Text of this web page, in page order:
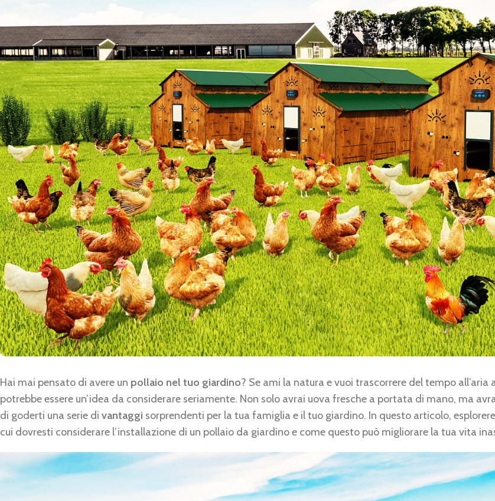
Hai mai pensato di avere un pollaio nel tuo giardino? Se ami la natura e vuoi trascorrere del tempo all’aria
potrebbe essere un’idea da considerare seriamente. Non solo avrai uova fresche a portata di mano, ma
di goderti una serie di vantaggi sorprendenti per la tua famiglia e il tuo giardino. In questo articolo,
cui dovresti considerare l’installazione di un pollaio da giardino e come questo può migliorare la tua vita